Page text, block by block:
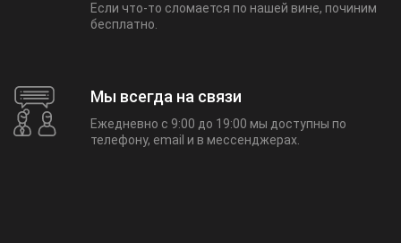
Если что-то сломается по нашей вине, починим
бесплатно.
Мы всегда на связи
Ежедневно с 9:00 до 19:00 мы доступны по
телефону, email и в мессенджерах.